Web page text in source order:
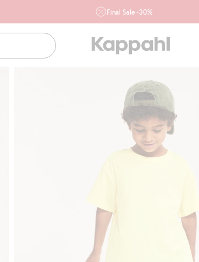
Final Sale -30%
ofertę, również z działu outlet do 10.8 w sklepach
Newbie oraz na kappahl.com. Ofert nie łączymy
Newbie
Klubowiczu darmowa